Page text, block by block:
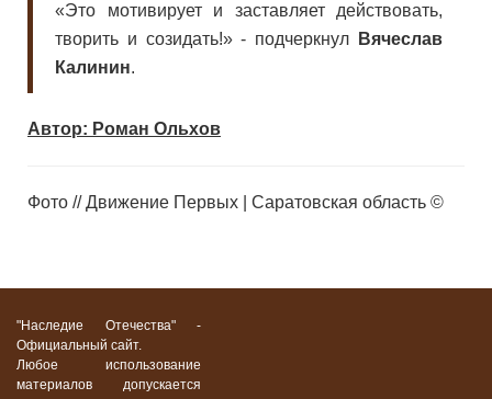
«Это мотивирует и заставляет действовать,
творить и созидать!» - подчеркнул
Вячеслав
Калинин.
Автор: Роман Ольхов
Фото // Движение Первых | Саратовская область ©
"Наследие Отечества" -
Официальный сайт.
Любое использование
материалов допускается